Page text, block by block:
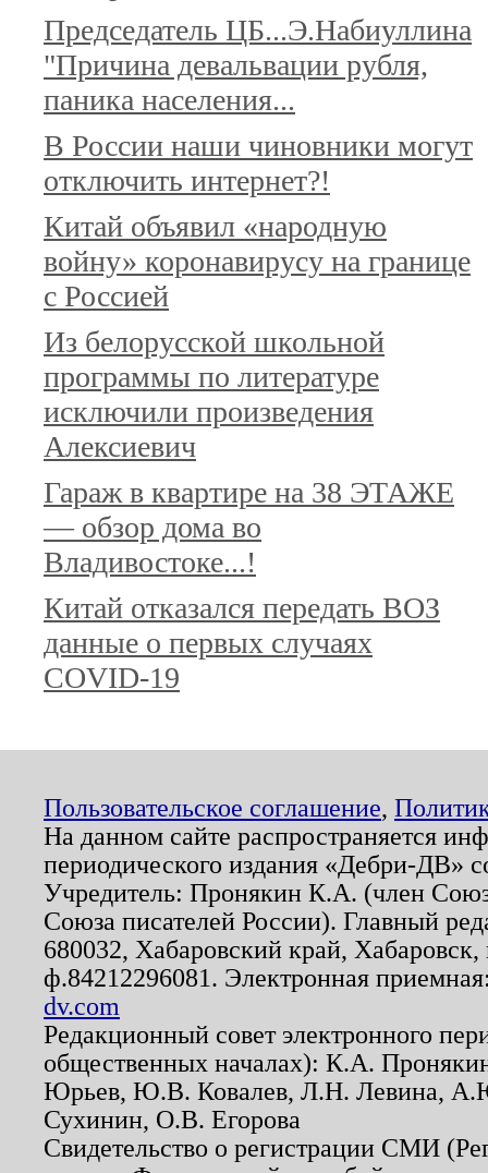
Председатель ЦБ...Э.Набиуллина
"Причина девальвации рубля,
паника населения...
В России наши чиновники могут
отключить интернет?!
Китай объявил «народную
войну» коронавирусу на границе
с Россией
Из белорусской школьной
программы по литературе
исключили произведения
Алексиевич
Гараж в квартире на 38 ЭТАЖЕ
— обзор дома во
Владивостоке...!
Китай отказался передать ВОЗ
данные о первых случаях
COVID-19
Пользовательское соглашение,
На данном сайте распространяется
периодического издания «Дебри-ДВ»
Учредитель: Пронякин К.А. (член
Союза писателей России). Главный
680032, Хабаровский край,
ф.84212296081. Электронная
dv.com
Редакционный совет электронного
общественных началах): К.А.
Юрьев, Ю.В. Ковалев, Л.Н. Левина,
Сухинин, О.В. Егорова
Свидетельство о регистрации СМИ